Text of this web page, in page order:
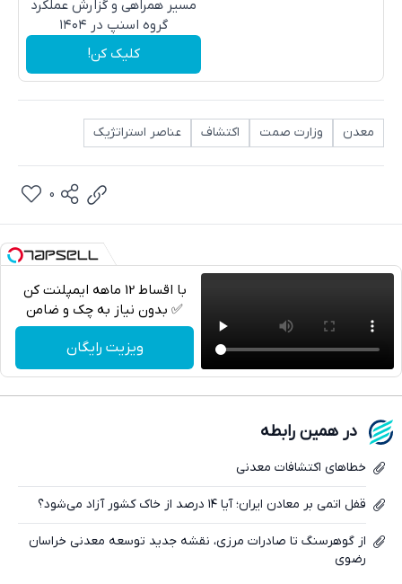
مسیر همراهی و گزارش عملکرد
گروه اسنپ در ۱۴۰۴
کلیک کن!
معدن وزارت صمت اکتشاف عناصر استراتژیک
واتساپ
0
با اقساط 12 ماهه ایمپلنت کن
✅ بدون نیاز به چک و ضامن
ویزیت رایگان
در همین رابطه
خطاهای اکتشافات معدنی
قفل اتمی بر معادن ایران؛ آیا ۱۴ درصد از خاک کشور آزاد می‌شود؟
از گوهرسنگ تا صادرات مرزی، نقشه جدید توسعه معدنی خراسان
رضوی